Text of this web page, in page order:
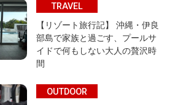
TRAVEL
【リゾート旅行記】 沖縄・伊良
部島で家族と過ごす、プールサ
イドで何もしない大人の贅沢時
間
OUTDOOR